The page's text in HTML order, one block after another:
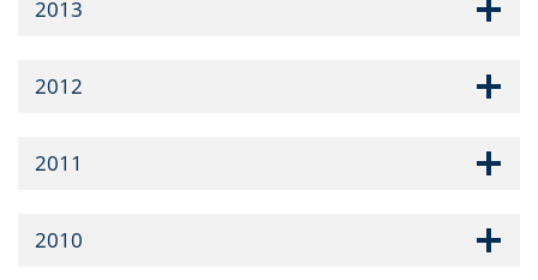
2013
2012
2011
2010